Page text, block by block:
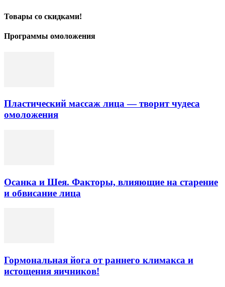
Товары со скидками!
Программы омоложения
Пластический массаж лица — творит чудеса
омоложения
Осанка и Шея. Факторы, влияющие на старение
и обвисание лица
Гормональная йога от раннего климакса и
истощения яичников!